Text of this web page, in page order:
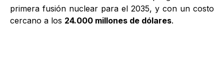
primera fusión nuclear para el 2035, y con un costo
cercano a los 24.000 millones de dólares.